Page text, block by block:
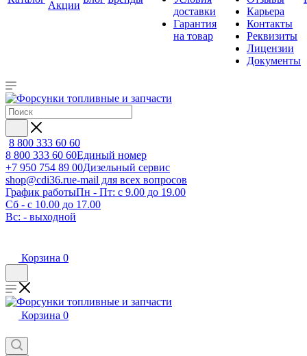
Акции
доставки
Гарантия
на товар
Карьера
Контакты
Реквизиты
Лицензии
Документы
8 800 333 60 60
8 800 333 60 60Единый номер
+7 950 754 89 00Дизельный сервис
shop@cdi36.rue-mail для всех вопросов
График работыПн - Пт: с 9.00 до 19.00
Сб - с 10.00 до 17.00
Вс: - выходной
Корзина 0
Корзина 0